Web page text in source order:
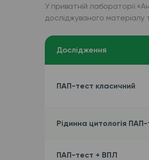
У приватній лабораторії
досліджуваного матеріалу
Дослідження
ПАП-тест класичний
Рідинна цитологія
ПАП-тест + ВПЛ